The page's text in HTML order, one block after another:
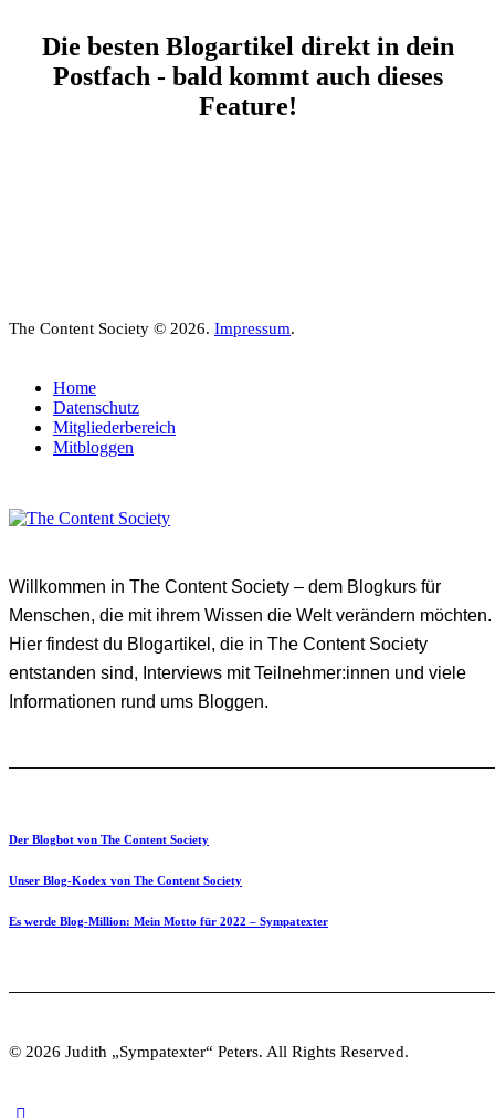
Die besten Blogartikel direkt in dein
Postfach - bald kommt auch dieses
Feature!
The Content Society © 2026. Impressum.
Home
Datenschutz
Mitgliederbereich
Mitbloggen
Willkommen in The Content Society – dem Blogkurs für
Menschen, die mit ihrem Wissen die Welt verändern möchten.
Hier findest du Blogartikel, die in The Content Society
entstanden sind, Interviews mit Teilnehmer:innen und viele
Informationen rund ums Bloggen.
Der Blogbot von The Content Society
Unser Blog-Kodex von The Content Society
Es werde Blog-Million: Mein Motto für 2022 – Sympatexter
© 2026 Judith „Sympatexter“ Peters. All Rights Reserved.